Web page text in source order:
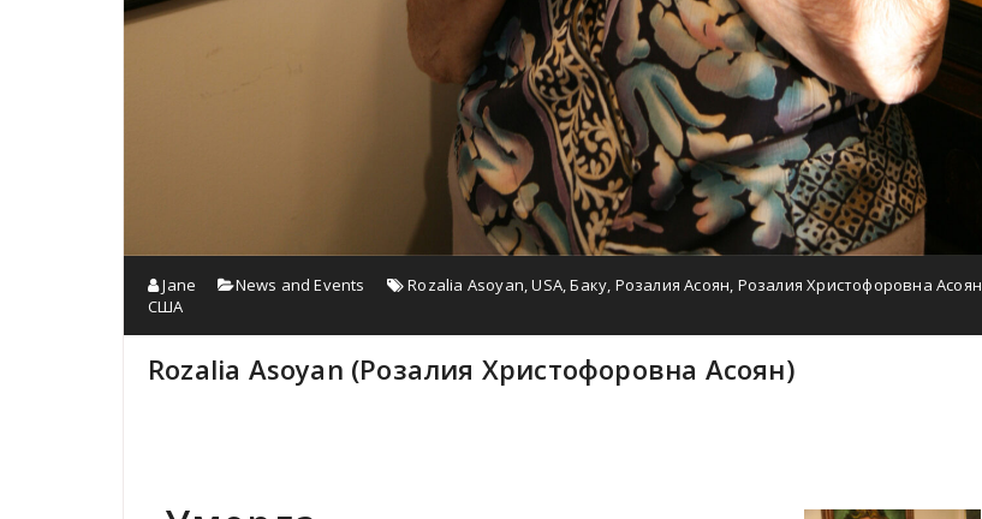
Jane News and Events Rozalia Asoyan,USA,Баку, Розалия Асоян, Розалия Христофоровна Асоян
США
Rozalia Asoyan (Розалия Христофоровна Асоян)